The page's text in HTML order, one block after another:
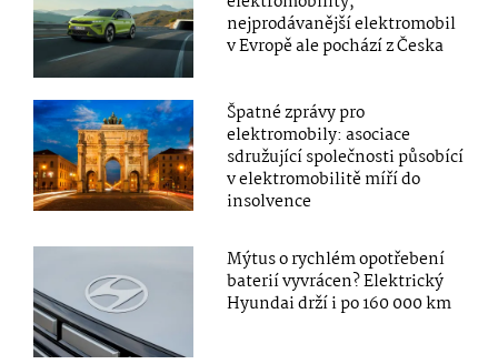
nejprodávanější elektromobil
v Evropě ale pochází z Česka
Špatné zprávy pro
elektromobily: asociace
sdružující společnosti působící
v elektromobilitě míří do
insolvence
Mýtus o rychlém opotřebení
baterií vyvrácen? Elektrický
Hyundai drží i po 160 000 km